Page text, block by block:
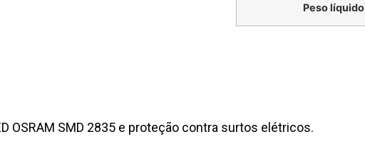
Peso líquido
OSRAM SMD 2835 e proteção contra surtos elétricos.